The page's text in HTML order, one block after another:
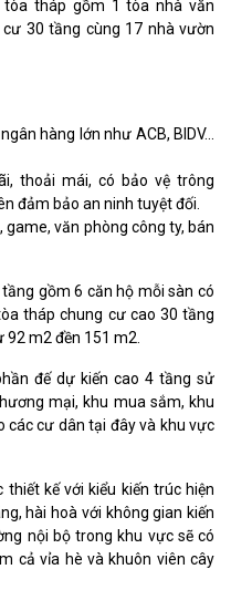
tháp gồm 1 tòa nhà văn
30 tầng cùng 17 nhà vườn
hàng lớn như ACB, BIDV...
thoải mái, có bảo vệ trông
đảm bảo an ninh tuyệt đối.
game, văn phòng công ty, bán
gồm 6 căn hộ mỗi sàn có
tháp chung cư cao 30 tầng
m2 đền 151 m2.
đế dự kiến cao 4 tầng sử
mại, khu mua sắm, khu
các cư dân tại đây và khu vực
thiết kế với kiểu kiến trúc hiện
hài hoà với không gian kiến
nội bộ trong khu vực sẽ có
cả vỉa hè và khuôn viên cây